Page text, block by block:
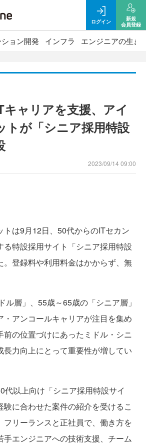
ログイン
新規
会員登録
ョン開発 インフラ エンジニアの生き
キャリアを支援、アイ
トが「シニア採用特設
2023/09/14 09:00
は9月12日、50代からのITセカン
る特設採用サイト「シニア採用特設
。登録料や利用料金はかからず、無
層」、55歳～65歳の「シニア層」
・アンコールキャリアが注目を集め
前の位置づけにあったミドル・シニ
長力向上にとって重要性が増してい
以上向け「シニア採用特設サイ
験に合わせた案件の紹介を受けるこ
フリーランスと正社員で、働き方を
手エンジニアへの技術支援、チーム